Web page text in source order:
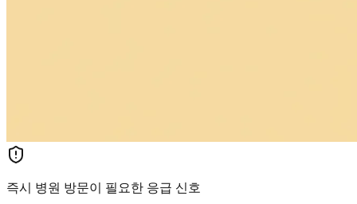
즉시 병원 방문이 필요한 응급 신호